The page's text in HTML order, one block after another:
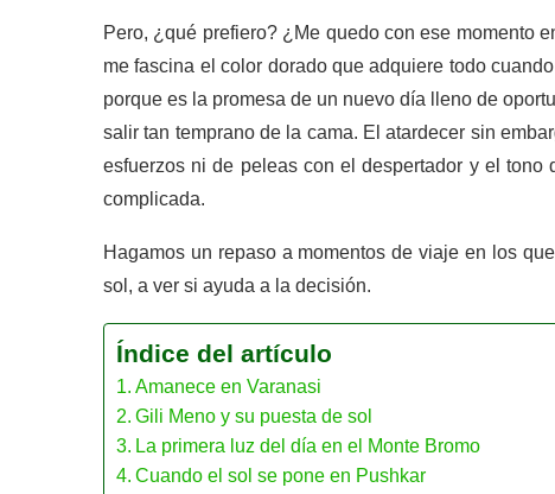
Pero, ¿qué prefiero? ¿Me quedo con ese momento
me fascina el color dorado que adquiere todo
porque es la promesa de un nuevo día lleno de
salir tan temprano de la cama. El atardecer sin
esfuerzos ni de peleas con el despertador y el
complicada.
Hagamos un repaso a momentos de viaje en los
sol, a ver si ayuda a la decisión.
Índice del artículo
Amanece en Varanasi
Gili Meno y su puesta de sol
La primera luz del día en el Monte Bromo
Cuando el sol se pone en Pushkar